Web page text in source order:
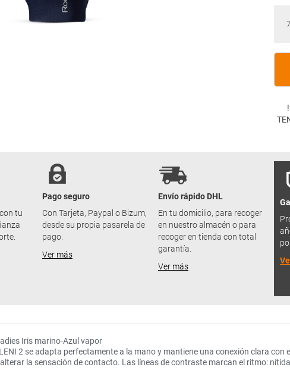
tu
Pago seguro
Con Tarjeta, Paypal o Bizum,
desde su propia pasarela de
pago.
Ver más
Envío rápido DHL
En tu domicilio, para recoger
en nuestro almacén o para
recoger en tienda con total
garantía.
Ver más
Iris marino-Azul vapor
2 se adapta perfectamente a la mano y mantiene una conexión clara
la sensación de contacto. Las líneas de contraste marcan el ritmo: